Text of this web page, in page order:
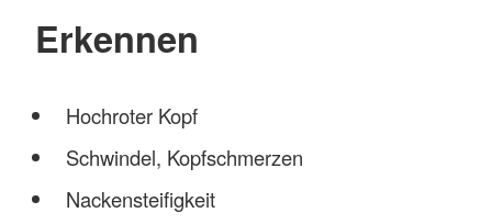
Erkennen
Hochroter Kopf
Schwindel, Kopfschmerzen
Nackensteifigkeit